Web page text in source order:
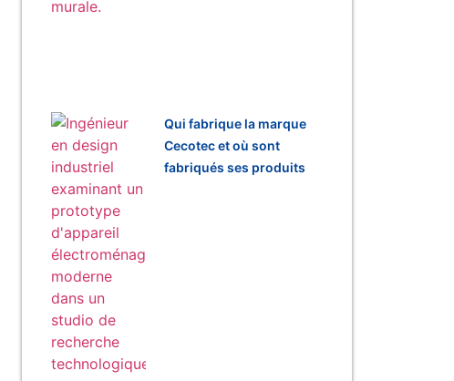
Qui fabrique la marque
Cecotec et où sont
fabriqués ses produits